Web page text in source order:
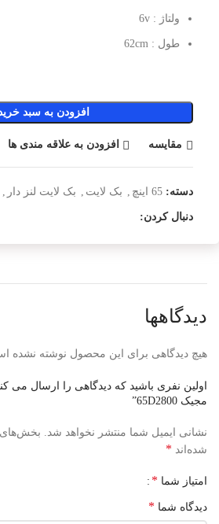
ولتاژ : 6v
طول : 62cm
افزودن به سبد
مقایسه افزودن به علاقه مندی ها
دسته: 65 اینچ بک لایت بک لایت لنز دار
دنبال کردن:
دیدگاهها
هیچ دیدگاهی برای این محصول نوشته نشده
اولین نفری باشید که دیدگاهی را ارسال می
مجیک 65D2800”
نشانی ایمیل شما منتشر نخواهد شد.
بخش‌های
شده‌اند *
امتیاز شما *
دیدگاه شما *